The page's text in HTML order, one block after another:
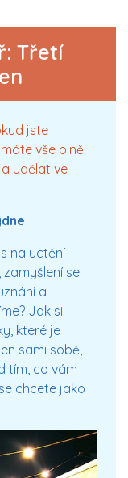
Třetí
jste
vše plně
udělat ve
na uctění
se
a
Jak si
které je
sami sobě,
tím, co vám
chcete jako